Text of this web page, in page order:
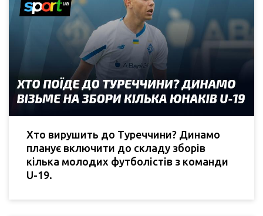
Хто вирушить до Туреччини? Динамо
планує включити до складу зборів
кілька молодих футболістів з команди
U-19.